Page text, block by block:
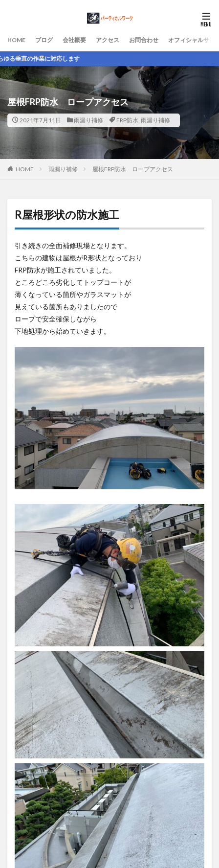
HOME ブログ 会社概要 アクセス お問合わせ オフィシャルサイ
屋根FRP防水 ロープアクセス
2021年7月11日 雨漏り補修 FRP防水, 雨漏り補修
HOME 雨漏り補修 屋根FRP防水 ロープアクセス
R屋根形状の防水施工
引き続きの全面補修現場となります。
こちらの建物は屋根がR形状となっており
FRP防水が施工されていました。
ところどころ劣化してトップコートが
薄くなっている箇所やガラスマットが
見えている箇所もありましたので
ロープで安全確保しながら
下地処理から始めていきます。